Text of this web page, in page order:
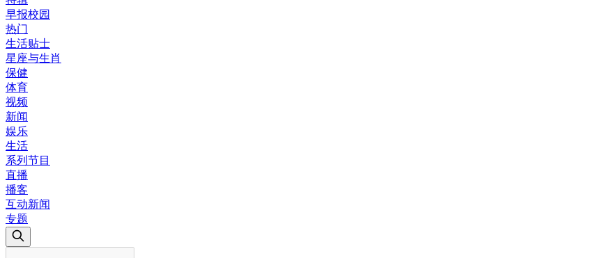
早报校园
热门
生活贴士
星座与生肖
保健
体育
视频
新闻
娱乐
生活
系列节目
直播
播客
互动新闻
专题